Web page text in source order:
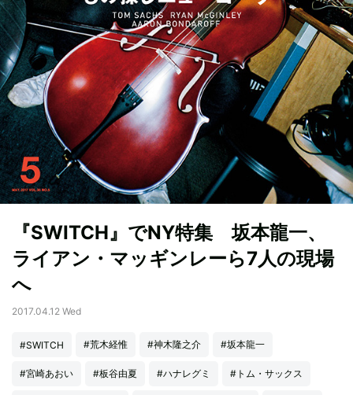
『SWITCH』でNY特集 坂本龍一、
ライアン・マッギンレーら7人の現場
へ
2017.04.12 Wed
#SWITCH #荒木経惟 #神木隆之介 #坂本龍一
#宮崎あおい #板谷由夏 #ハナレグミ #トム・サックス